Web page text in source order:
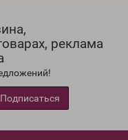
реклама
Подписаться